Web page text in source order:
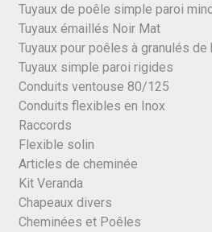
Tuyaux de poêle simple paroi
Tuyaux émaillés Noir Mat
Tuyaux pour poêles à granulés
Tuyaux simple paroi rigides
Conduits ventouse 80/125
Conduits flexibles en Inox
Raccords
Flexible solin
Articles de cheminée
Kit Veranda
Chapeaux divers
Cheminées et Poêles